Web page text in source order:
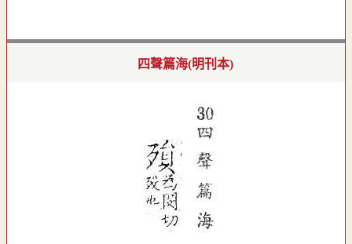
四聲篇海(明刊本)